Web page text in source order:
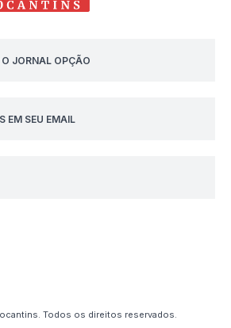
JORNAL OPÇÃO
EM SEU EMAIL
Todos os direitos reservados.